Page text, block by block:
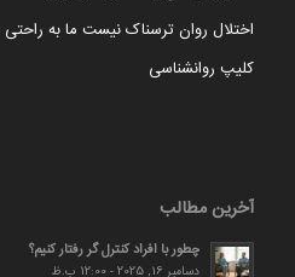
اختلال روان ترسناک نیست ما به
کلیپ روانشناسی
آخرین مطالب
چطور با افراد کنترل گر رفتار کنیم؟
دسامبر 16, 2025 - 12:00 ب.ظ